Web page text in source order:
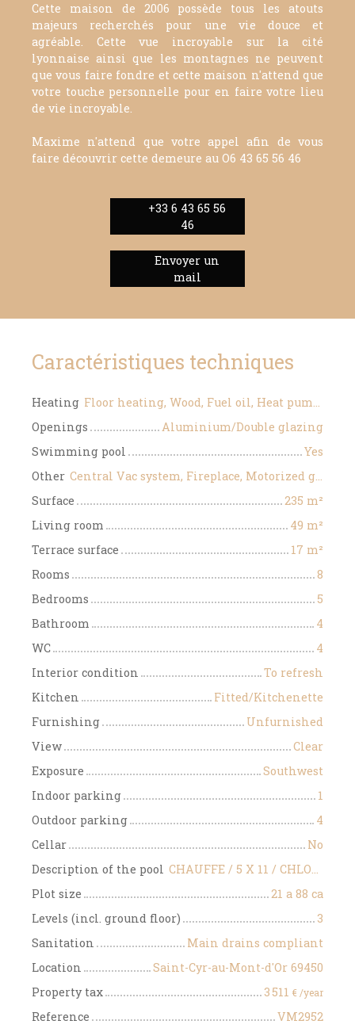
Cette maison de 2006 possède tous les atouts
majeurs recherchés pour une vie douce et
agréable. Cette vue incroyable sur la cité
lyonnaise ainsi que les montagnes ne peuvent
que vous faire fondre et cette maison n'attend que
votre touche personnelle pour en faire votre lieu
de vie incroyable.
Maxime n'attend que votre appel afin de vous
faire découvrir cette demeure au O6 43 65 56 46
+33 6 43 65 56
46
Envoyer un
mail
Caractéristiques techniques
Heating
Floor heating, Wood, Fuel oil, Heat pump/Individual
Openings
Aluminium/Double glazing
Swimming pool
Yes
Other
Central Vac system, Fireplace, Motorized gate, Electric shutters
Surface
235 m²
Living room
49 m²
Terrace surface
17 m²
Rooms
8
Bedrooms
5
Bathroom
4
WC
4
Interior condition
To refresh
Kitchen
Fitted/Kitchenette
Furnishing
Unfurnished
View
Clear
Exposure
Southwest
Indoor parking
1
Outdoor parking
4
Cellar
No
Description of the pool
CHAUFFE / 5 X 11 / CHLORE / BETON ET MOSAIQUE / COUVERTE / 1.35 A 1.85 DE PROFONDEUR
Plot size
21 a 88 ca
Levels (incl. ground floor)
3
Sanitation
Main drains compliant
Location
Saint-Cyr-au-Mont-d'Or 69450
Property tax
3 511 € /year
Reference VM2952